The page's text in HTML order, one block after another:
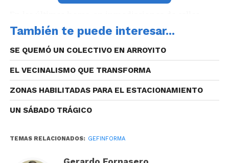
Colorado y Georgia de barrio Santa Isabel 2º Sección,
personal policial procedió a la aprehensión de dos
jóvenes de 18 y 28 años, quienes se conducían en
una motocicleta Motomel 150cc. En el
procedimiento se secuestró el rodado mencionado y
dos teléfonos celulares que, momentos antes,
habrían sustraído mediante arrebato a una mujer en
En las últimas horas, en Avenida Saavedra
También te puede interesar...
SE QUEMÓ UN COLECTIVO EN ARROYITO
EL VECINALISMO QUE TRANSFORMA
ZONAS HABILITADAS PARA EL ESTACIONAMIENTO
UN SÁBADO TRÁGICO
TEMAS RELACIONADOS: GEFINFORMA